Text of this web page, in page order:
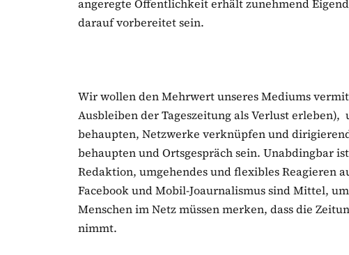
angeregte Öffentlichkeit erhält zunehmend
darauf vorbereitet sein.
Wir wollen den Mehrwert unseres Mediums
Ausbleiben der Tageszeitung als Verlust erleben),
behaupten, Netzwerke verknüpfen und
behaupten und Ortsgespräch sein. Unabdingbar
Redaktion, umgehendes und flexibles Reagieren
Facebook und Mobil-Joaurnalismus sind Mittel,
Menschen im Netz müssen merken, dass die
nimmt.